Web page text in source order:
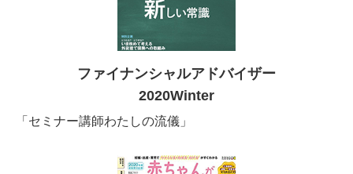
ファイナンシャルアドバイザー
2020Winter
「セミナー講師わたしの流儀」